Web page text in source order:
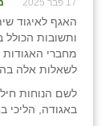
17 פבר 2025
האגף לאיגוד
ותשובות הכולל
מחברי
לשאלות אלה
לשם הנוחות
באגודה, הליכי
ורד יריחו
דקל
זוהר